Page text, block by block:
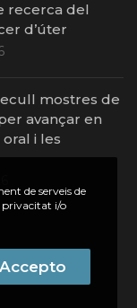
recerca del
d’úter
mostres de
avançar en
i les
de serveis de
privacitat i/o
Accepto